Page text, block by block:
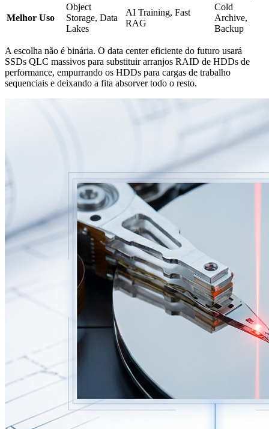
Melhor Uso
Object
Storage, Data
Lakes
AI Training, Fast
RAG
Cold
Archive,
Backup
A escolha não é binária. O data center eficiente do futuro usará
SSDs QLC massivos para substituir arranjos RAID de HDDs de
performance, empurrando os HDDs para cargas de trabalho
sequenciais e deixando a fita absorver todo o resto.